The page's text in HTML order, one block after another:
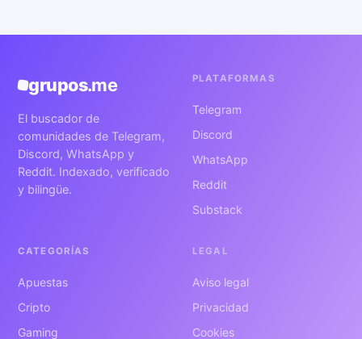
grupos.me
El buscador de
comunidades de Telegram,
Discord, WhatsApp y
Reddit. Indexado, verificado
y bilingüe.
PLATAFORMAS
Telegram
Discord
WhatsApp
Reddit
Substack
CATEGORÍAS
Apuestas
Cripto
Gaming
LEGAL
Aviso legal
Privacidad
Cookies